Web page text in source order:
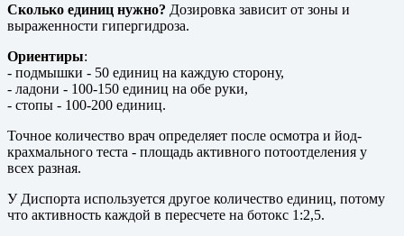
Сколько единиц нужно? Дозировка зависит от зоны и
выраженности гипергидроза.
Ориентиры:
- подмышки - 50 единиц на каждую сторону,
- ладони - 100-150 единиц на обе руки,
- стопы - 100-200 единиц.
Точное количество врач определяет после осмотра и йод-
крахмального теста - площадь активного потоотделения у
всех разная.
У Диспорта используется другое количество единиц, потому
что активность каждой в пересчете на ботокс 1:2,5.